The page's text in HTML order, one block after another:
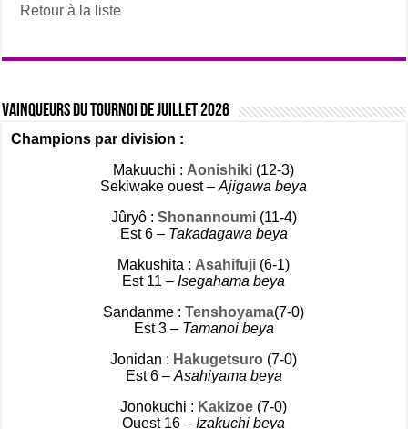
Retour à la liste
Vainqueurs du tournoi de Juillet 2026
Champions par division :
Makuuchi : Aonishiki (12-3)
Sekiwake ouest –Ajigawa beya
Jûryô : Shonannoumi (11-4)
Est 6 – Takadagawa beya
Makushita : Asahifuji (6-1)
Est 11 –Isegahama beya
Sandanme :Tenshoyama(7-0)
Est 3 – Tamanoi beya
Jonidan : Hakugetsuro (7-0)
Est 6 – Asahiyama beya
Jonokuchi : Kakizoe (7-0)
Ouest 16 –Izakuchi beya